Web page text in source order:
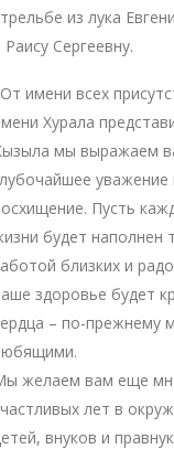
из лука
Раису Сергеевну.
имени всех
Хурала
мы выражаем
уважение
Пусть
будет наполнен
близких и
здоровье будет
– по-прежнему
желаем вам еще
лет в
внуков и